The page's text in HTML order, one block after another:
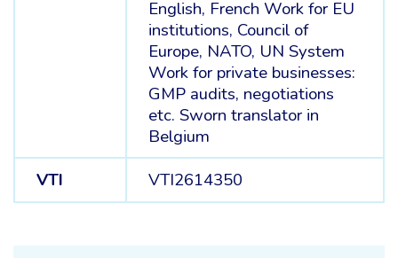
English, French Work for EU
institutions, Council of
Europe, NATO, UN System
Work for private businesses:
GMP audits, negotiations
etc. Sworn translator in
Belgium
VTI
VTI2614350